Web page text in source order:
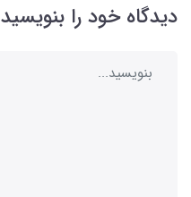
دیدگاه خود را بنویسید